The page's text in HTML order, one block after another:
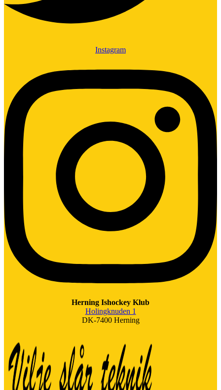
Instagram
Herning Ishockey Klub
Holingknuden 1
DK-7400 Herning